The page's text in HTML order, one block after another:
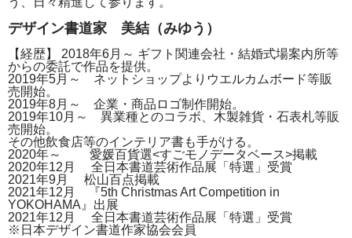
デザイン書道家 美結（みゆう）
【経歴】 2018年6月～ ギフト関連会社・結婚式場案内所等
からの委託で作品を提供。
2019年5月～ ネットショップよりウエルカムボード等販
売開始。
2019年8月～ 企業・商品ロゴ制作開始。
2019年10月～ 異業種とのコラボ、木製雑貨・石表札等販
売開始。
その他飲食店等のインテリア書も手がける。
2020年～ 愛媛百貨選<すごモノデータベース>掲載
2020年12月 全日本書道芸術作品展「特選」受賞
2021年9月 松山百点掲載
2021年12月 『5th Christmas Art Competition in
YOKOHAMA』出展
2021年12月 全日本書道芸術作品展「特選」受賞
※日本デザイン書道作家協会会員